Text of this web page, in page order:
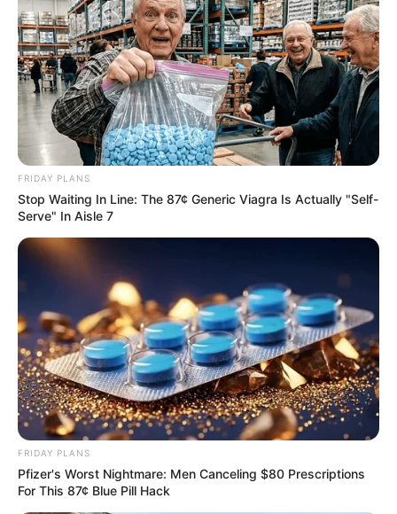
FRIDAY PLANS
Stop Waiting In Line: The 87¢ Generic Viagra Is Actually "Self-
Serve" In Aisle 7
FRIDAY PLANS
Pfizer's Worst Nightmare: Men Canceling $80 Prescriptions
For This 87¢ Blue Pill Hack